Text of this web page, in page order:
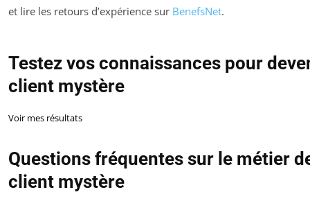
et lire les retours d’expérience sur BenefsNet.
Testez vos connaissances pour
client mystère
Voir mes résultats
Questions fréquentes sur le métier
client mystère